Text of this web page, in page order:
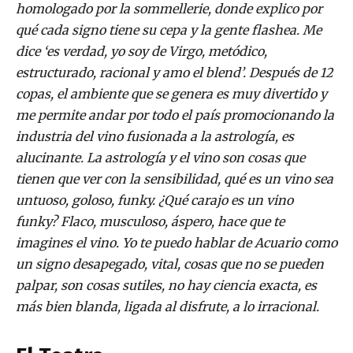
homologado por la sommellerie, donde explico por
qué cada signo tiene su cepa y la gente flashea. Me
dice ‘es verdad, yo soy de Virgo, metódico,
estructurado, racional y amo el blend’. Después de 12
copas, el ambiente que se genera es muy divertido y
me permite andar por todo el país promocionando la
industria del vino fusionada a la astrología, es
alucinante. La astrología y el vino son cosas que
tienen que ver con la sensibilidad, qué es un vino sea
untuoso, goloso, funky. ¿Qué carajo es un vino
funky? Flaco, musculoso, áspero, hace que te
imagines el vino. Yo te puedo hablar de Acuario como
un signo desapegado, vital, cosas que no se pueden
palpar, son cosas sutiles, no hay ciencia exacta, es
más bien blanda, ligada al disfrute, a lo irracional.